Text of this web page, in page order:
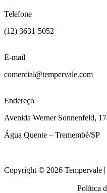
Telefone
(12) 3631-5052
E-mail
comercial@tempervale.com
Endereço
Avenida Werner Sonnenfeld,
Água Quente – Tremembé/SP
Copyright © 2026 Tempervale
Política